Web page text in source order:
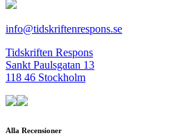
info@tidskriftenrespons.se
Tidskriften Respons
Sankt Paulsgatan 13
118 46 Stockholm
Alla Recensioner